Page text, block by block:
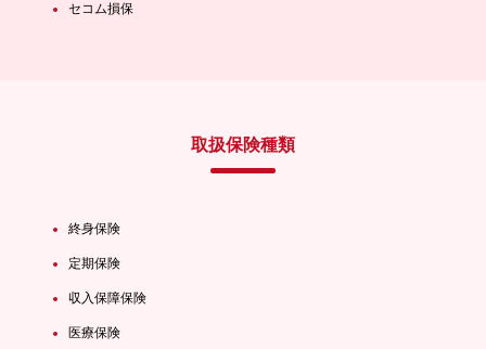
セコム損保
取扱保険種類
終身保険
定期保険
収入保障保険
医療保険